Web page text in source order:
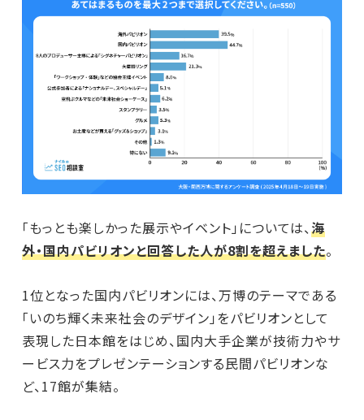
「もっとも楽しかった展示やイベント」については、海
外・国内パビリオンと回答した人が8割を超えました。
1位となった国内パビリオンには、万博のテーマである
「いのち輝く未来社会のデザイン」をパビリオンとして
表現した日本館をはじめ、国内大手企業が技術力やサ
ービス力をプレゼンテーションする民間パビリオンな
ど、17館が集結。